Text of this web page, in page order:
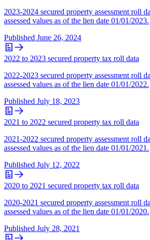
2023-2024 secured property assessment roll
assessed values as of the lien date 01/01/2023.
Published June 26, 2024
2022 to 2023 secured property tax roll data
2022-2023 secured property assessment roll
assessed values as of the lien date 01/01/2022.
Published July 18, 2023
2021 to 2022 secured property tax roll data
2021-2022 secured property assessment roll
assessed values as of the lien date 01/01/2021.
Published July 12, 2022
2020 to 2021 secured property tax roll data
2020-2021 secured property assessment roll
assessed values as of the lien date 01/01/2020.
Published July 28, 2021